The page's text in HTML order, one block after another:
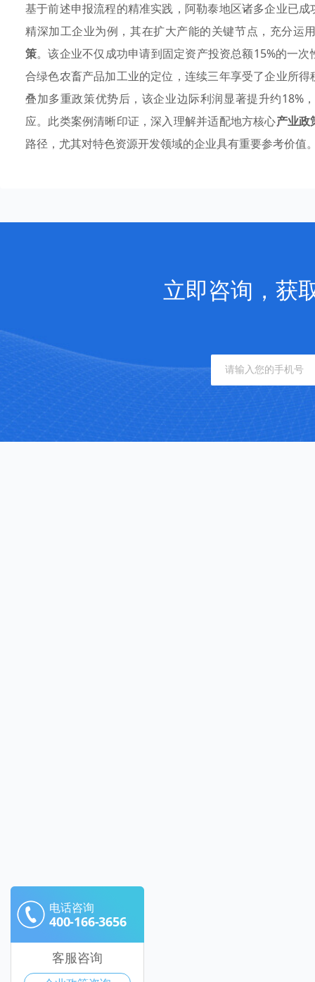
基于前述申报流程的精准实践，阿勒泰地区诸多企业已
精深加工企业为例，其在扩大产能的关键节点，充分运
策。该企业不仅成功申请到固定资产投资总额15%的一次
合绿色农畜产品加工业的定位，连续三年享受了企业所
叠加多重政策优势后，该企业边际利润显著提升约18%
应。此类案例清晰印证，深入理解并适配地方核心产业政
路径，尤其对特色资源开发领域的企业具有重要参考价值
电话咨询
400-166-3656
客服咨询
立即咨询，获